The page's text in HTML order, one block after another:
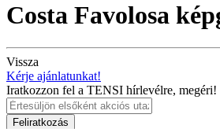
Costa Favolosa
Vissza
Kérje ajánlatunkat!
Iratkozzon fel a TENSI hírlevélre, megéri!
Feliratkozás